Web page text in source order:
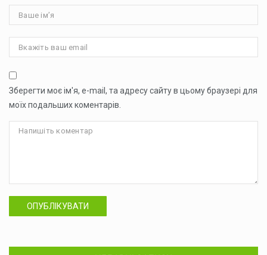
Зберегти моє ім'я, e-mail, та адресу сайту в цьому браузері для
моїх подальших коментарів.
ОПУБЛІКУВАТИ